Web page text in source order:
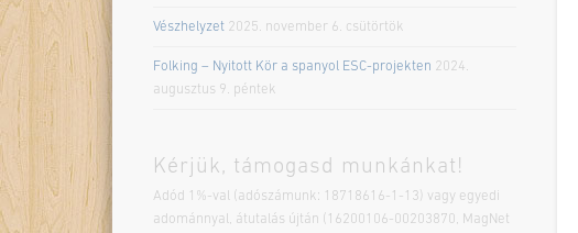
Vészhelyzet 2025. november 6. csütörtök
Folking – Nyitott Kör a spanyol ESC-projekten 2024.
augusztus 9. péntek
Kérjük, támogasd munkánkat!
Adód 1%-val (adószámunk: 18718616-1-13) vagy egyedi
adománnyal, átutalás újtán (16200106-00203870, MagNet